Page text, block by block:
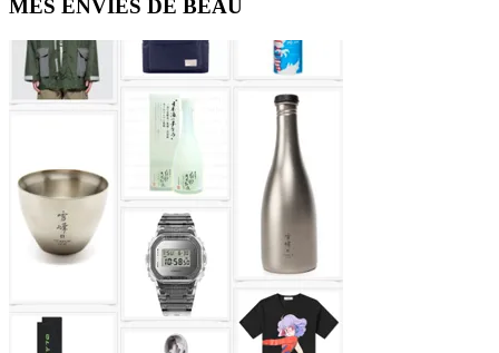
Primary
Sidebar
MES ENVIES DE BEAU